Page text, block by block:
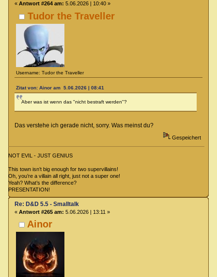
Tudor the Traveller
Username: Tudor the Traveller
« Antwort #264 am: 5.06.2026 | 10:40 »
Zitat von: Ainor am 5.06.2026 | 08:41
Aber was ist wenn das "nicht bestraft werden"?
Das verstehe ich gerade nicht, sorry. Was meinst du?
Gespeichert
NOT EVIL - JUST GENIUS
This town isn’t big enough for two supervillains!
Oh, you’re a villain all right, just not a super one!
Yeah? What’s the difference?
PRESENTATION!
Ainor
Re: D&D 5.5 - Smalltalk
« Antwort #265 am: 5.06.2026 | 13:11 »